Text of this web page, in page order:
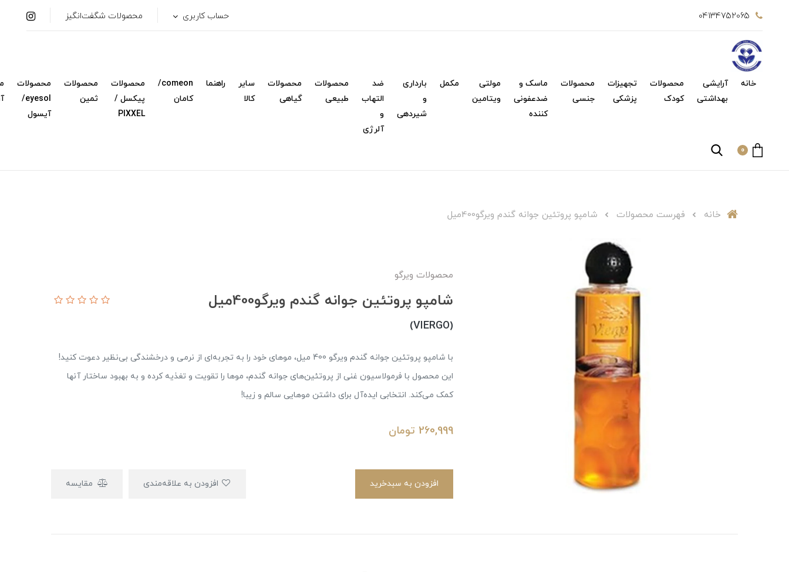
04134752065 حساب کاربری محصولات شگفت‌انگیز
خانه
آرایشی
بهداشتی
محصولات
کودک
تجهیزات
پزشکی
محصولات
جنسی
ماسک و
ضدعفونی
کننده
مولتی
ویتامین
مکمل
بارداری
و
شیردهی
ضد
التهاب
و
آلرژی
محصولات
طبیعی
محصولات
گیاهی
سایر
کالا
راهنما
comeon/
کامان
محصولات
پیکسل /
PIXXEL
محصولات
ثمین
محصولات
eyesol/
آیسول
0
خانه فهرست محصولات شامپو پروتئین جوانه گندم ویرگو400میل
محصولات ویرگو
شامپو پروتئین جوانه گندم ویرگو400میل
(VIERGO)
با شامپو پروتئین جوانه گندم ویرگو 400 میل، موهای خود را به تجربه‌ای از نرمی و درخشندگی بی‌نظیر دعوت کنید!
این محصول با فرمولاسیون غنی از پروتئین‌های جوانه گندم، موها را تقویت و تغذیه کرده و به بهبود ساختار آنها
کمک می‌کند. انتخابی ایده‌آل برای داشتن موهایی سالم و زیبا!
260,999 تومان
افزودن به سبدخرید مقایسه